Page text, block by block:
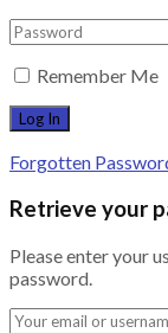
Remember Me
Forgotten
Retrieve your
Please enter your
password.